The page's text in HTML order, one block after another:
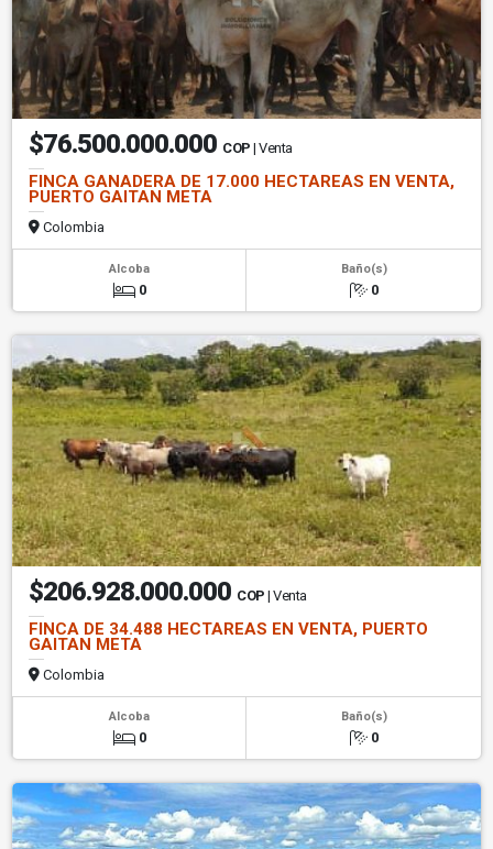
$76.500.000.000 COP | Venta
FINCA GANADERA DE 17.000 HECTAREAS EN VENTA,
PUERTO GAITAN META
Colombia
Alcoba
0
Baño(s)
0
$206.928.000.000 COP | Venta
FINCA DE 34.488 HECTAREAS EN VENTA, PUERTO
GAITAN META
Colombia
Alcoba
0
Baño(s)
0